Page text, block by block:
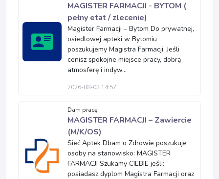
MAGISTER FARMACJI - BYTOM (
pełny etat / zlecenie)
Magister Farmacji – Bytom Do prywatnej,
osiedlowej apteki w Bytomiu
poszukujemy Magistra Farmacji. Jeśli
cenisz spokojne miejsce pracy, dobrą
atmosferę i indyw...
2026-08-03 14:57
Dam pracę
MAGISTER FARMACJI – Zawiercie
(M/K/OS)
Sieć Aptek Dbam o Zdrowie poszukuje
osoby na stanowisko: MAGISTER
FARMACJI Szukamy CIEBIE jeśli:
posiadasz dyplom Magistra Farmacji oraz